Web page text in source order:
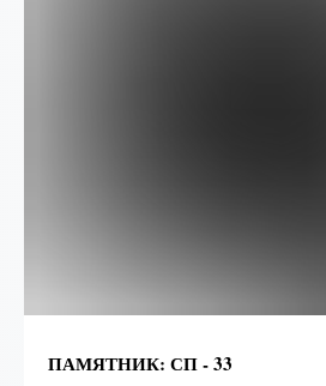
ПАМЯТНИК: СП - 33